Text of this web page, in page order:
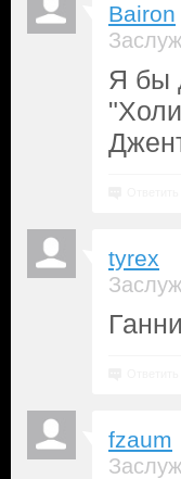
Bairon
Я бы
tyrex
fzaum